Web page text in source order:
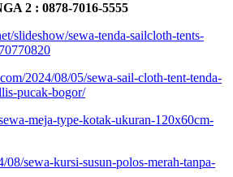
2 : 0878-7016-5555
slideshow/sewa-tenda-sailcloth-tents-
2024/08/05/sewa-sail-cloth-tent-tenda-
pucak-bogor/
meja-type-kotak-ukuran-120x60cm-
08/sewa-kursi-susun-polos-merah-tanpa-